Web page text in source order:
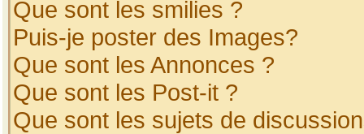
Que sont les smilies ?
Puis-je poster des Images?
Que sont les Annonces ?
Que sont les Post-it ?
Que sont les sujets de